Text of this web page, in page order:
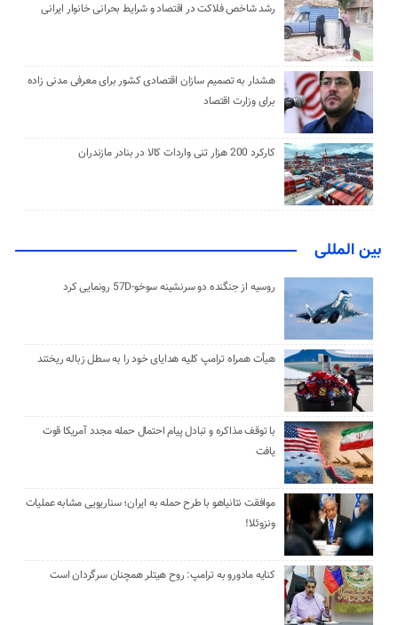
رشد شاخص فلاکت در اقتصاد و شرایط بحرانی خانوار ایرانی
هشدار به تصمیم سازان اقتصادی کشور برای معرفی مدنی زاده
برای وزارت اقتصاد
کارکرد 200 هزار تنی واردات کالا در بنادر مازندران
بین المللی
روسیه از جنگنده دو سرنشینه سوخو-57D رونمایی کرد
هیأت همراه ترامپ کلیه هدایای خود را به سطل زباله ریختند
با توقف مذاکره و تبادل پیام احتمال حمله مجدد آمریکا قوت
یافت
موافقت نتانیاهو با طرح حمله به ایران؛ سناریویی مشابه عملیات
ونزوئلا!
کنایه مادورو به ترامپ: روح هیتلر همچنان سرگردان است